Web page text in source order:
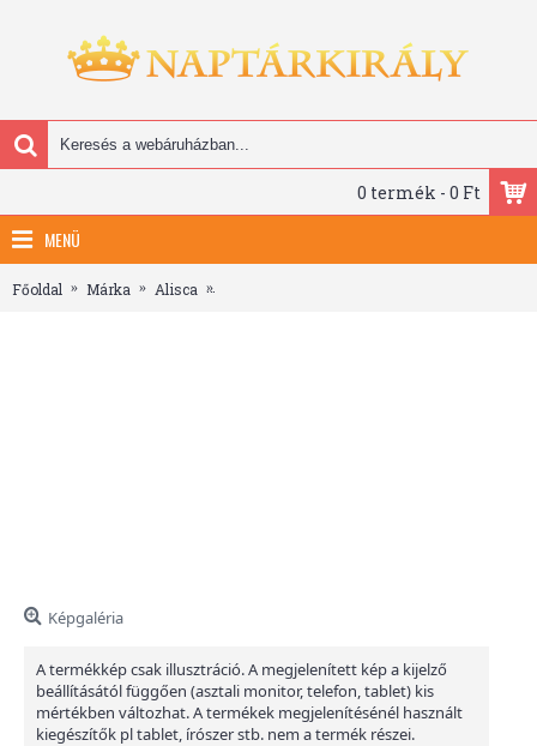
0 termék - 0 Ft
MENÜ
Főoldal Márka Alisca
Képgaléria
A termékkép csak illusztráció. A megjelenített kép a kijelző
beállításától függően (asztali monitor, telefon, tablet) kis
mértékben változhat. A termékek megjelenítésénél használt
kiegészítők pl tablet, írószer stb. nem a termék részei.